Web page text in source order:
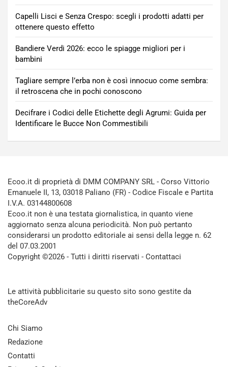
Capelli Lisci e Senza Crespo: scegli i prodotti adatti per
ottenere questo effetto
Bandiere Verdi 2026: ecco le spiagge migliori per i
bambini
Tagliare sempre l’erba non è così innocuo come sembra:
il retroscena che in pochi conoscono
Decifrare i Codici delle Etichette degli Agrumi: Guida per
Identificare le Bucce Non Commestibili
Ecoo.it di proprietà di DMM COMPANY SRL - Corso Vittorio
Emanuele II, 13, 03018 Paliano (FR) - Codice Fiscale e Partita
I.V.A. 03144800608
Ecoo.it non è una testata giornalistica, in quanto viene
aggiornato senza alcuna periodicità. Non può pertanto
considerarsi un prodotto editoriale ai sensi della legge n. 62
del 07.03.2001
Copyright ©2026 - Tutti i diritti riservati - Contattaci
Le attività pubblicitarie su questo sito sono gestite da
theCoreAdv
Chi Siamo
Redazione
Contatti